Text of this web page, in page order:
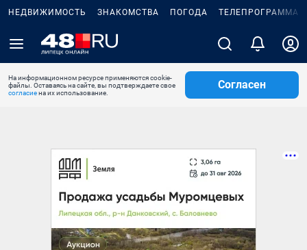
НЕДВИЖИМОСТЬ ЗНАКОМСТВА ПОГОДА ТЕЛЕПРОГРАММА
На информационном ресурсе применяются cookie-
файлы. Оставаясь на сайте, вы подтверждаете свое
согласиена их использование.
Согласен